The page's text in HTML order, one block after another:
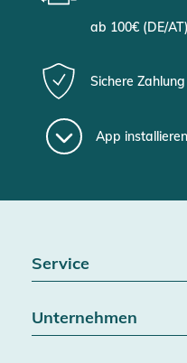
ab 100€ (DE/AT)
Sichere
App installieren
Service
Batteriegesetz
Unternehmen